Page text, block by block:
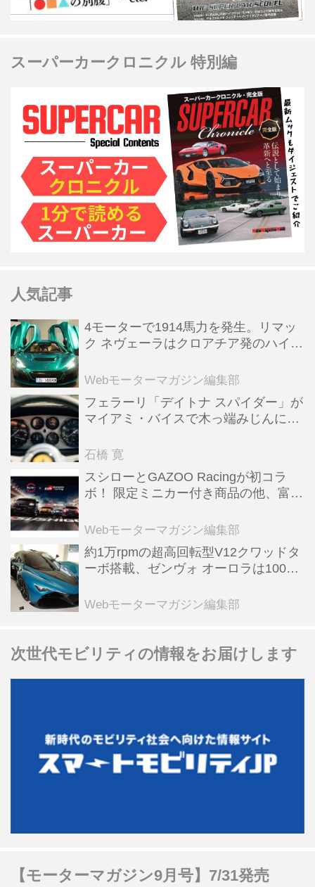
スーパーカークロニクル 特別編
人気記事
4モーターで1914馬力を発生。リマッ
ク ネヴェーラはクロアチア発のハイパ
全版／115】
Webモーターマガジン編集部
フェラーリ「デイトナ スパイダー」が
マイアミ・バイスで木っ端みじんにな
石橋 寛
スシローとGAZOO Racingが初コラ
ボ！ 限定ミニカー付き商品の他、富士
る抽選企画などを展開
Webモーターマガジン編集部
約1万rpmの超高回転型V12クワッドタ
ーボ搭載、ゼンヴォ オーロラは100台
【スーパーカークロニクル・完全版／
Webモーターマガジン編集部
次世代モビリティの情報をお届けします
【モーターマガジン9月号】7/31発売